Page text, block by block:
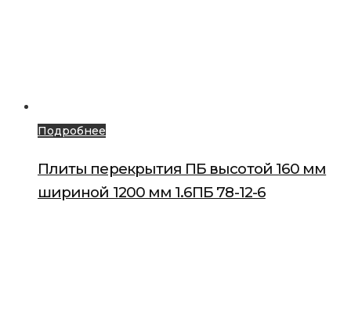
Подробнее
Плиты перекрытия ПБ высотой 160 мм
шириной 1200 мм 1.6ПБ 78-12-6